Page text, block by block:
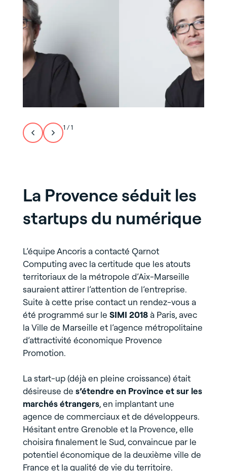
1 /1
La Provence séduit les
startups du numérique
L’équipe Ancoris a contacté Qarnot
Computing avec la certitude que les atouts
territoriaux de la métropole d’Aix-Marseille
sauraient attirer l’attention de l’entreprise.
Suite à cette prise contact un rendez-vous a
été programmé sur le SIMI 2018à Paris, avec
la Ville de Marseille et l’agence métropolitaine
d’attractivité économique Provence
Promotion.
La start-up (déjà en pleine croissance) était
désireuse de s’étendre en Province et sur les
marchés étrangers, en implantant une
agence de commerciaux et de développeurs.
Hésitant entre Grenoble et la Provence, elle
choisira finalement le Sud, convaincue par le
potentiel économique de la deuxième ville de
France et la qualité de vie du territoire.